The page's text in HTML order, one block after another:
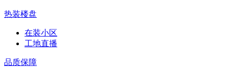
热装楼盘
在装小区
工地直播
品质保障